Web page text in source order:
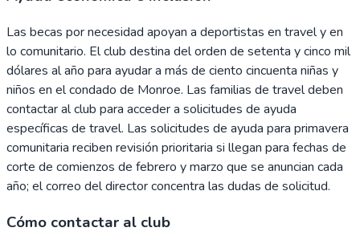
Las becas por necesidad apoyan a deportistas en travel y en
lo comunitario. El club destina del orden de setenta y cinco mil
dólares al año para ayudar a más de ciento cincuenta niñas y
niños en el condado de Monroe. Las familias de travel deben
contactar al club para acceder a solicitudes de ayuda
específicas de travel. Las solicitudes de ayuda para primavera
comunitaria reciben revisión prioritaria si llegan para fechas de
corte de comienzos de febrero y marzo que se anuncian cada
año; el correo del director concentra las dudas de solicitud.
Cómo contactar al club